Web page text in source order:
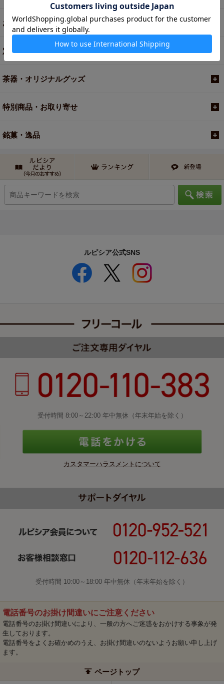
お買い得商品
定期便
茶器・オリジナルグッズ
特別商品・お取り寄せ
銘菓・逸品
ルピシア公式SNS
受付時間 8:00～22:00 年中無休（年末年始を除く）
カスタマーハラスメントについて
受付時間 10:00～18:00 年中無休（年末年始を除く）
電話番号のお掛け間違いにご注意ください
電話番号のお掛け間違いにより、一般の方へご迷惑をおかけする事象が発
生しております。
電話番号をよくお確かめのうえ、お掛け間違いのないようお願い申し上げ
ます。
ページトップ